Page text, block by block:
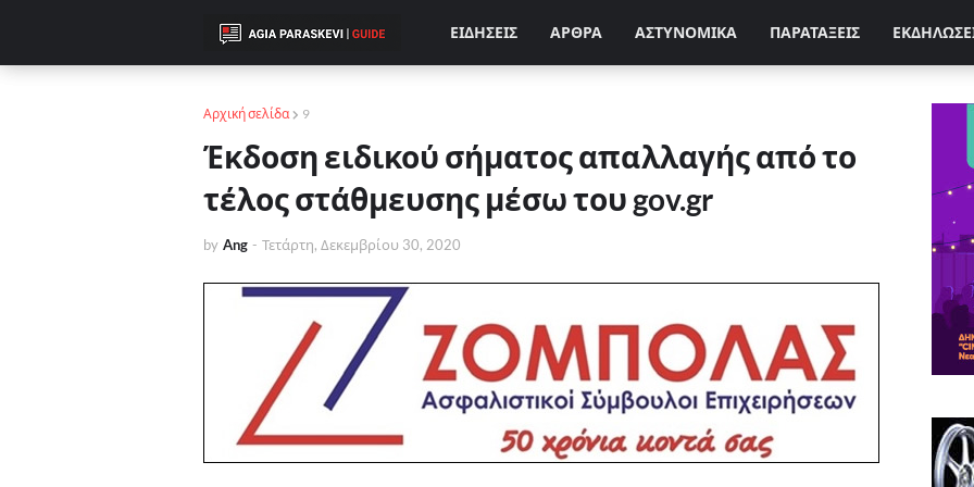
ΕΙΔΗΣΕΙΣ ΑΡΘΡΑ ΑΣΤΥΝΟΜΙΚΑ ΠΑΡΑΤΑΞΕΙΣ
Αρχική σελίδα 9
Έκδοση ειδικού σήματος απαλλαγής από το
τέλος στάθμευσης μέσω του gov.gr
by Ang - Τετάρτη, Δεκεμβρίου 30, 2020